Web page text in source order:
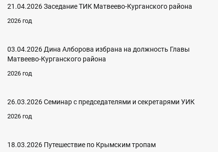
21.04.2026 Заседание ТИК Матвеево-Курганского района
2026 год
03.04.2026 Дина Алборова избрана на должность Главы
Матвеево-Курганского района
2026 год
26.03.2026 Семинар с председателями и секретарями УИК
2026 год
18.03.2026 Путешествие по Крымским тропам